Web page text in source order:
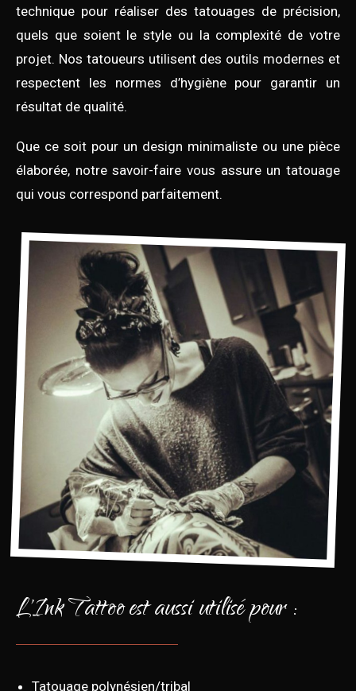
technique pour réaliser des tatouages de précision,
quels que soient le style ou la complexité de votre
projet. Nos tatoueurs utilisent des outils modernes et
respectent les normes d’hygiène pour garantir un
résultat de qualité.
Que ce soit pour un design minimaliste ou une pièce
élaborée, notre savoir-faire vous assure un tatouage
qui vous correspond parfaitement.
L'Ink Tattoo est aussi utilisé pour :
Tatouage polynésien/tribal